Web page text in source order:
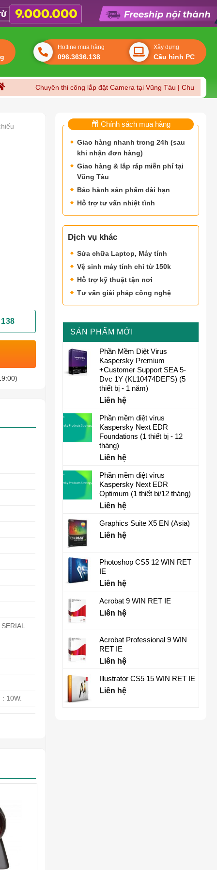
Hotline mua hàng
096.3636.138
Xây dựng
Cấu hình PC
Chuyên thi công lắp đặt Camera tại Vũng Tàu | Chuyên sửa
Chính sách mua hàng
Giao hàng nhanh trong 24h (sau
khi nhận đơn hàng)
Giao hàng & lắp ráp miễn phí tại
Vũng Tàu
Bảo hành sản phẩm dài hạn
Hỗ trợ tư vấn nhiệt tình
Dịch vụ khác
Sửa chữa Laptop, Máy tính
Vệ sinh máy tính chỉ từ 150k
Hỗ trợ kỹ thuật tận nơi
Tư vấn giải pháp công nghệ
SẢN PHẨM MỚI
Phần Mềm Diệt Virus
Kaspersky Premium
+Customer Support SEA 5-
Dvc 1Y (KL10474DEFS) (5
thiết bị - 1 năm)
Liên hệ
Phần mềm diệt virus
Kaspersky Next EDR
Foundations (1 thiết bị - 12
tháng)
Liên hệ
Phần mềm diệt virus
Kaspersky Next EDR
Optimum (1 thiết bị/12 tháng)
Liên hệ
Graphics Suite X5 EN (Asia)
Liên hệ
Photoshop CS5 12 WIN RET
IE
Liên hệ
Acrobat 9 WIN RET IE
Liên hệ
Acrobat Professional 9 WIN
RET IE
Liên hệ
Illustrator CS5 15 WIN RET IE
Liên hệ
10W.